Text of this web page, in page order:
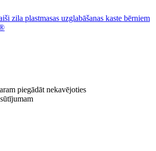
zila plastmasas uzglabāšanas kaste bērniem
piegādāt nekavējoties